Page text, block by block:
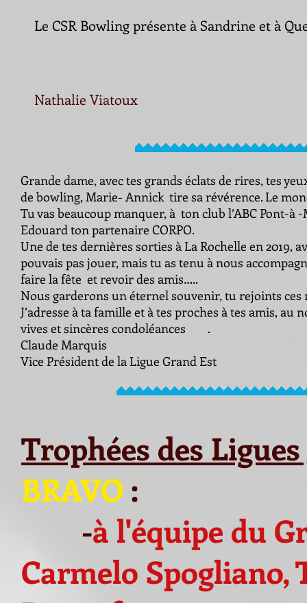
Le CSR Bowling présente à Sandrine et à
Nathalie Viatoux
Grande dame, avec tes grands éclats de rires, tes
de bowling, Marie- Annick tire sa révérence. Le
Tu vas beaucoup manquer, à ton club l’ABC Pont-
Edouard ton partenaire CORPO.
Une de tes dernières sorties à La Rochelle en 2019,
pouvais pas jouer, mais tu as tenu à nous
faire la fête et revoir des amis…..
Nous garderons un éternel souvenir, tu rejoints
J’adresse à ta famille et à tes proches à tes amis,
vives et sincères condoléances .
Claude Marquis
Vice Président de la Ligue Grand Est
Trophées des
BRAVO :
-à l'équipe du
Carmelo Spogliano,